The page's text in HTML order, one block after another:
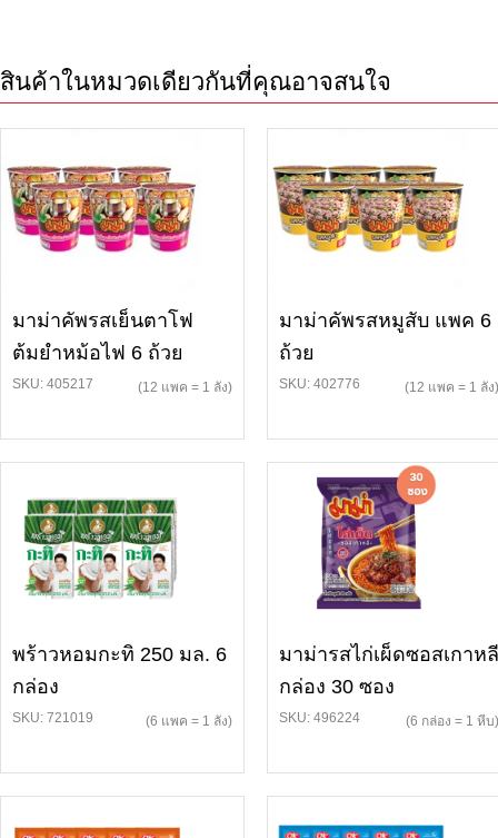
สินค้าในหมวดเดียวกันที่คุณอาจสนใจ
มาม่าคัพรสเย็นตาโฟ
ต้มยำหม้อไฟ 6 ถ้วย
SKU: 405217 (12 แพค = 1 ลัง)
มาม่าคัพรสหมูสับ แพค 6
ถ้วย
SKU: 402776 (12 แพค = 1 ลัง)
พร้าวหอมกะทิ 250 มล. 6
กล่อง
SKU: 721019 (6 แพค = 1 ลัง)
มาม่ารสไก่เผ็ดซอสเกาหลี
กล่อง 30 ซอง
SKU: 496224 (6 กล่อง = 1 หีบ)